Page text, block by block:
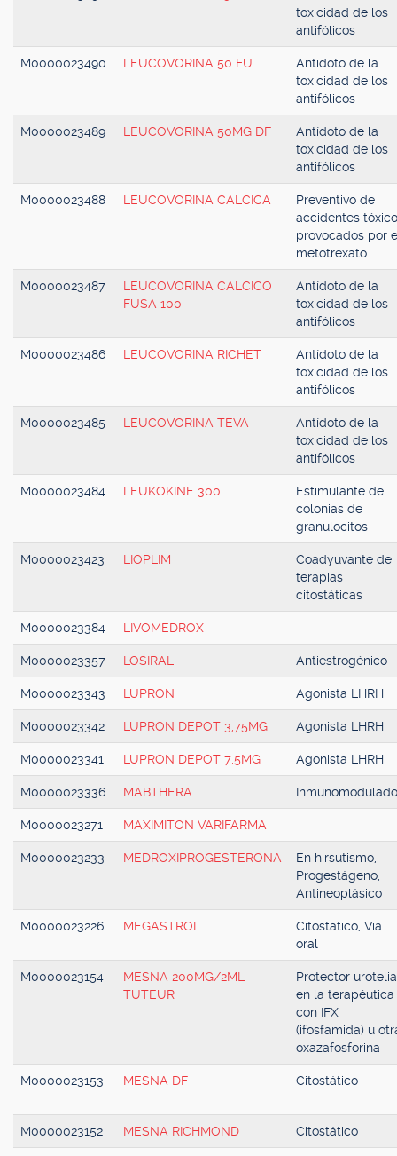
toxicidad de los
antifólicos
M0000023490 LEUCOVORINA 50 FU
Antídoto de la
toxicidad de los
antifólicos
M0000023489 LEUCOVORINA 50MG DF
Antídoto de la
toxicidad de los
antifólicos
M0000023488 LEUCOVORINA CALCICA
Preventivo de
accidentes
provocados por
metotrexato
M0000023487
LEUCOVORINA CALCICO
FUSA 100
Antídoto de la
toxicidad de los
antifólicos
M0000023486 LEUCOVORINA RICHET
Antídoto de la
toxicidad de los
antifólicos
M0000023485 LEUCOVORINA TEVA
Antídoto de la
toxicidad de los
antifólicos
M0000023484 LEUKOKINE 300
Estimulante de
colonias de
granulocitos
M0000023423 LIOPLIM
Coadyuvante de
terapias
citostáticas
M0000023384 LIVOMEDROX
M0000023357 LOSIRAL Antiestrogénico
M0000023343 LUPRON Agonista LHRH
M0000023342 LUPRON DEPOT 3,75MG Agonista LHRH
M0000023341 LUPRON DEPOT 7,5MG Agonista LHRH
M0000023336 MABTHERA
M0000023271 MAXIMITON VARIFARMA
M0000023233 MEDROXIPROGESTERONA
En hirsutismo,
Progestágeno,
Antineoplásico
M0000023226 MEGASTROL
Citostático, Vía
oral
M0000023154
MESNA 200MG/2ML
TUTEUR
Protector
en la terapéutica
con IFX
(ifosfamida) u
oxazafosforina
M0000023153 MESNA DF Citostático
M0000023152 MESNA RICHMOND Citostático